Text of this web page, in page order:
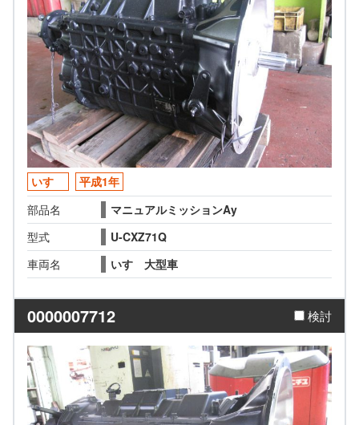
いすゞ
平成1年
部品名
マニュアルミッションAy
型式
U-CXZ71Q
車両名
いすゞ大型車
0000007712 検討